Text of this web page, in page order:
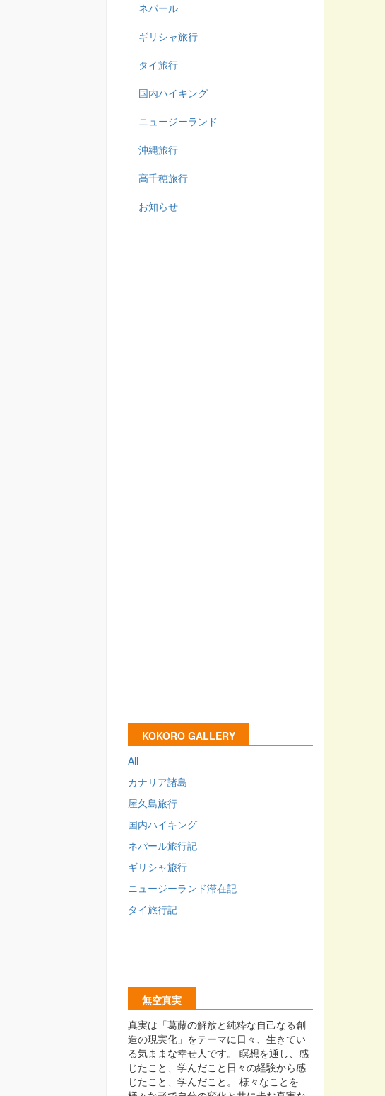
ネパール
ギリシャ旅行
タイ旅行
国内ハイキング
ニュージーランド
沖縄旅行
高千穂旅行
お知らせ
KOKORO GALLERY
All
カナリア諸島
屋久島旅行
国内ハイキング
ネパール旅行記
ギリシャ旅行
ニュージーランド滞在記
タイ旅行記
無空真実
真実は「葛藤の解放と純粋な自己なる創
造の現実化」をテーマに日々、生きてい
る気ままな幸せ人です。 瞑想を通し、感
じたこと、学んだこと日々の経験から感
じたこと、学んだこと。 様々なことを